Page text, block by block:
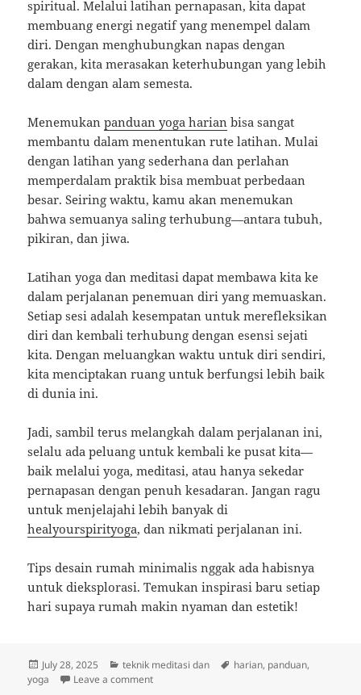
spiritual. Melalui latihan pernapasan, kita dapat
membuang energi negatif yang menempel dalam
diri. Dengan menghubungkan napas dengan
gerakan, kita merasakan keterhubungan yang lebih
dalam dengan alam semesta.
Menemukanpanduan yoga harian bisa sangat
membantu dalam menentukan rute latihan. Mulai
dengan latihan yang sederhana dan perlahan
memperdalam praktik bisa membuat perbedaan
besar. Seiring waktu, kamu akan menemukan
bahwa semuanya saling terhubung—antara tubuh,
pikiran, dan jiwa.
Latihan yoga dan meditasi dapat membawa kita ke
dalam perjalanan penemuan diri yang memuaskan.
Setiap sesi adalah kesempatan untuk merefleksikan
diri dan kembali terhubung dengan esensi sejati
kita. Dengan meluangkan waktu untuk diri sendiri,
kita menciptakan ruang untuk berfungsi lebih baik
di dunia ini.
Jadi, sambil terus melangkah dalam perjalanan ini,
selalu ada peluang untuk kembali ke pusat kita—
baik melalui yoga, meditasi, atau hanya sekedar
pernapasan dengan penuh kesadaran. Jangan ragu
untuk menjelajahi lebih banyak di
healyourspirityoga, dan nikmati perjalanan ini.
Tips desain rumah minimalis nggak ada habisnya
untuk dieksplorasi. Temukan inspirasi baru setiap
hari supaya rumah makin nyaman dan estetik!
Posted
on
July 28, 2025 Categories
teknik meditasi dan Tags
harian, panduan,
yoga
Leave a commenton Ritual Harian untuk Jiwa: Menemukan